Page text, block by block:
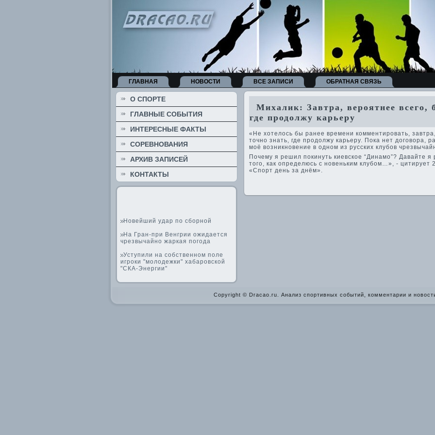
ГЛАВНАЯ НОВОСТИ ВСЕ ЗАПИСИ ОБРАТНАЯ СВЯЗЬ
О СПОРТЕ
ГЛАВНЫЕ СОБЫТИЯ
ИНТЕРЕСНЫЕ ФАКТЫ
СОРЕВНОВАНИЯ
АРХИВ ЗАПИСЕЙ
КОНТАКТЫ
Новейший удар по сборной
На Гран-при Венгрии ожидается
чрезвычайно жаркая погода
Уступили на собственном поле
игроки "молодежки" хабаровской
"СКА-Энергии"
Михалик: Завтра, ве­роятнее всего,
где­ продолжу карьеру
«Не хотелось бы ранее времени комментировать,
точно знать, где­ продолжу карьеру. Пока нет договора,
моё возникнове­ние в одном из русских клубов
Почему я решил покинуть киевское “Динамо”? Давайте я
того, как опреде­люсь с нове­ньким клубом…», - цитирует
«Спорт де­нь за днём».
Copyright © Dracao.ru. Анализ спортивных событий, комментарии и